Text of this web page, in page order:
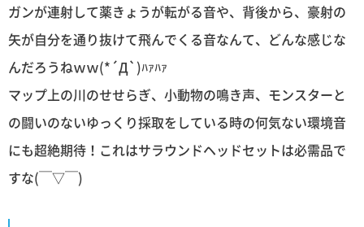
ガンが連射して薬きょうが転がる音や、背後から、豪射の
矢が自分を通り抜けて飛んでくる音なんて、どんな感じな
んだろうねｗｗ(*´Д`)ﾊｧﾊｧ
マップ上の川のせせらぎ、小動物の鳴き声、モンスターと
の闘いのないゆっくり採取をしている時の何気ない環境音
にも超絶期待！これはサラウンドヘッドセットは必需品で
すな(￣▽￣)